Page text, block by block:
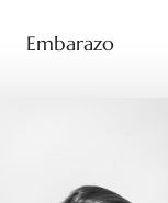
Embarazo